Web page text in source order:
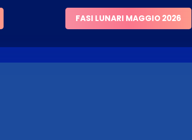
FASI LUNARI MAGGIO 2026